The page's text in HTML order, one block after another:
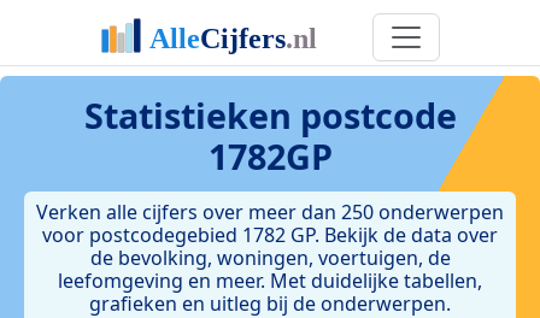
Statistieken postcode
1782GP
Verken alle cijfers over meer dan 250 onderwerpen
voor postcodegebied 1782 GP. Bekijk de data over
de bevolking, woningen, voertuigen, de
leefomgeving en meer. Met duidelijke tabellen,
grafieken en uitleg bij de onderwerpen.